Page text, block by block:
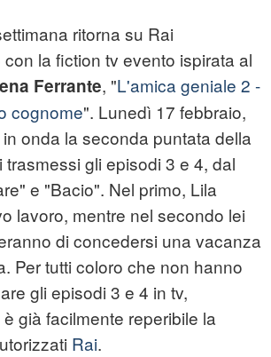
ritorna su Rai
la fiction tv evento ispirata al
Ferrante, "L'amica geniale 2 -
cognome". Lunedì 17 febbraio,
onda la seconda puntata della
gli episodi 3 e 4, dal
e "Bacio". Nel primo, Lila
lavoro, mentre nel secondo lei
di concedersi una vacanza
Per tutti coloro che non hanno
gli episodi 3 e 4 in tv,
già facilmente reperibile la
Rai.